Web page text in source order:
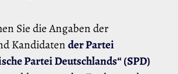
Sie die Angaben der
Kandidatender Partei
Partei Deutschlands“ (SPD)